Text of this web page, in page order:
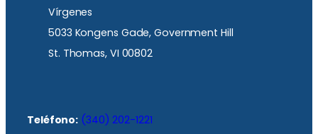
Vírgenes
5033 Kongens Gade, Government Hill
St. Thomas, VI 00802
Teléfono: (340) 202-1221